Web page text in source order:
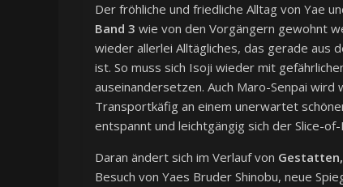
Der fröhliche und friedliche Alltag von Yae
Band 3 wie von den Vorgängern gewohnt
wieder allerlei Alltägliches, das gerade aus
ist. So muss sich Isoji wieder mit
auseinandersetzen. Auch Maro-Senpai
Transportkäfig an einem unerwartet
entspannt und leichtgängig sich der Slice-
Daran ändert sich im Verlauf von Gestatten,
Besuch von Yaes Bruder Shinobu, neue